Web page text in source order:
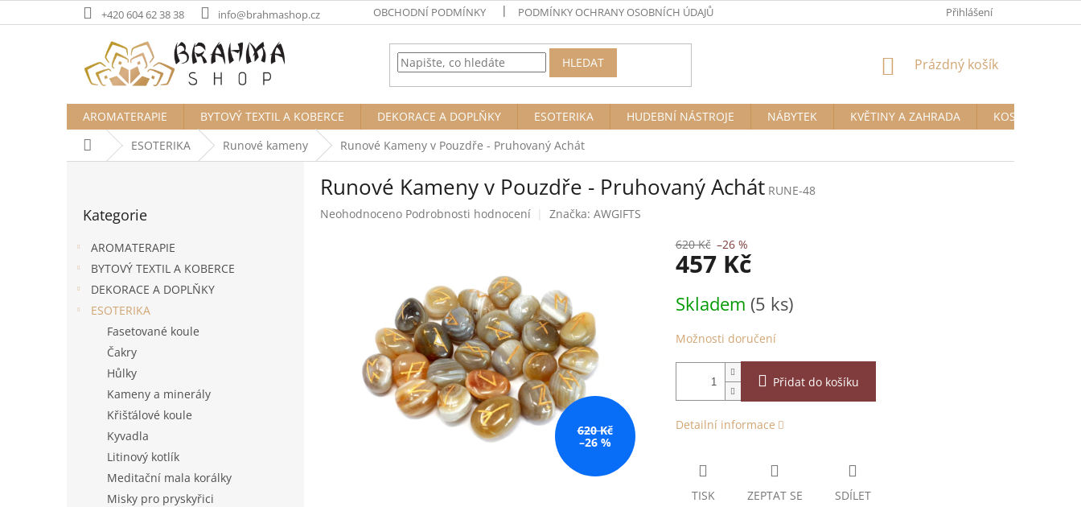
na
+420 604 62 38 38 info@brahmashop.cz OBCHODNÍ PODMÍNKY PODMÍNKY OCHRANY OSOBNÍCH ÚDAJŮ Přihlášení
HLEDAT
NÁKUPNÍ
Prázdný košík
AROMATERAPIE BYTOVÝ TEXTIL A KOBERCE DEKORACE A DOPLŇKY ESOTERIKA HUDEBNÍ NÁSTROJE NÁBYTEK KVĚTINY A ZAHRADA
KOSMETIKA A
Domů ESOTERIKA Runové kameny Runové Kameny v Pouzdře - Pruhovaný Achát
kategorie
Kategorie
AROMATERAPIE
BYTOVÝ TEXTIL A KOBERCE
DEKORACE A DOPLŇKY
ESOTERIKA
Fasetované koule
Čakry
Hůlky
Kameny a minerály
Křišťálové koule
Kyvadla
Litinový kotlík
Meditační mala korálky
Misky pro pryskyřici
Runové Kameny v Pouzdře - Pruhovaný Achát RUNE-48
Průměrné
Neohodnoceno Podrobnosti hodnocení Značka: AWGIFTS
620 Kč
–26 %
620 Kč –26 %
457 Kč
cena:
Skladem (5 ks)
Možnosti doručení
Přidat do košíku
Detailní informace
TISK ZEPTAT SE SDÍLET